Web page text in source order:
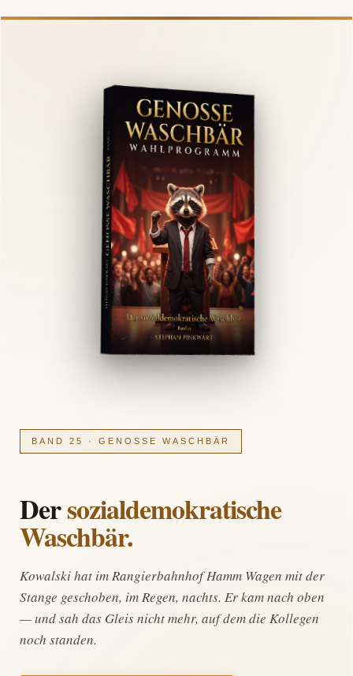
BAND 25 · GENOSSE WASCHBÄR
Dersozialdemokratische
Waschbär.
Kowalski hat im Rangierbahnhof Hamm Wagen mit der
Stange geschoben, im Regen, nachts. Er kam nach oben
— und sah das Gleis nicht mehr, auf dem die Kollegen
noch standen.